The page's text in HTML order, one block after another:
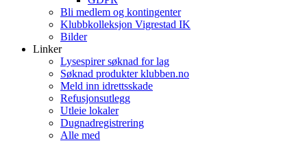
Bli medlem og kontingenter
Klubbkolleksjon Vigrestad IK
Bilder
Linker
Lysespirer søknad for lag
Søknad produkter klubben.no
Meld inn idrettsskade
Refusjonsutlegg
Utleie lokaler
Dugnadregistrering
Alle med